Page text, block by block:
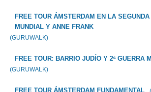
FREE TOUR ÁMSTERDAM EN LA
MUNDIAL Y ANNE FRANK
(GURUWALK)
FREE TOUR: BARRIO JUDÍO Y 2ª GUERRA
(GURUWALK)
FREE TOUR ÁMSTERDAM FUNDAMENTAL